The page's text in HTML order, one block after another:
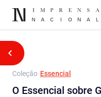
Coleção Essencial
O Essencial sobre